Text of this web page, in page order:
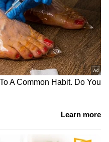
അതെല്ലാം മാറും.
വാരിക്കോസ്
മറ്റ്
surgery) കൂടി
കുറഞ്ഞ
ഫോം